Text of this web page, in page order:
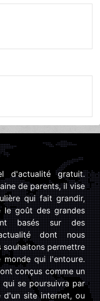
d'actualité gratuit.
de parents, il vise
qui fait grandir,
le goût des grandes
basés sur des
dont nous
souhaitons permettre
qui l'entoure.
conçus comme un
se poursuivra par
site internet, ou